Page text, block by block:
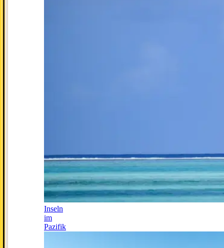
Inseln
im
Pazifik